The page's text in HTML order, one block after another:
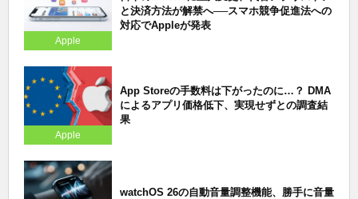
Apple
と決済方法が解禁へ──スマホ競争促進法への
対応でAppleが発表
Apple
App Storeの手数料は下がったのに…？ DMA
によるアプリ価格低下、実現せずとの調査結
果
watchOS 26の自動音量調整機能、勝手に音量